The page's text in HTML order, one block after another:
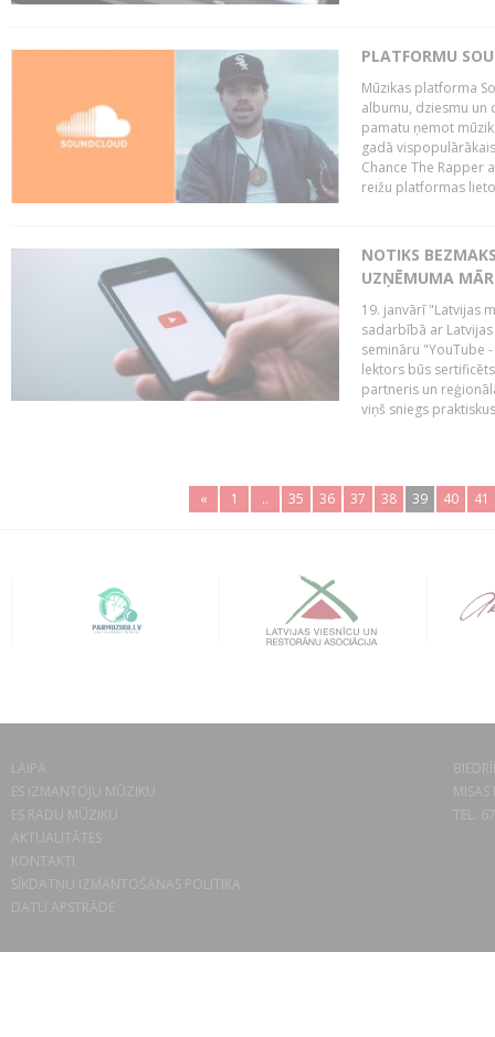
PLATFORMU
Mūzikas platforma
albumu, dziesmu un
pamatu ņemot
gadā
Chance The Rapper
reižu platformas
NOTIKS
UZŅĒMUMA
19. janvārī "Latvijas
sadarbībā ar
semināru "YouTube
lektors būs
partneris un
viņš sniegs
« 1 .. 35 36 37 38 39 40 41
LAIPA
ES IZMANTOJU MŪZIKU
ES RADU MŪZIKU
AKTUALITĀTES
KONTAKTI
SĪKDATŅU IZMANTOŠANAS POLITIKA
DATU APSTRĀDE
TEL.